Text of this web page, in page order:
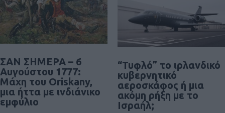
ΣΑΝ ΣΗΜΕΡΑ – 6
Αυγούστου 1777:
Μάχη του Oriskany,
μια ήττα με ινδιάνικο
εμφύλιο
“Τυφλό” το ιρλανδικό
κυβερνητικό
αεροσκάφος ή μια
ακόμη ρήξη με το
Ισραήλ;